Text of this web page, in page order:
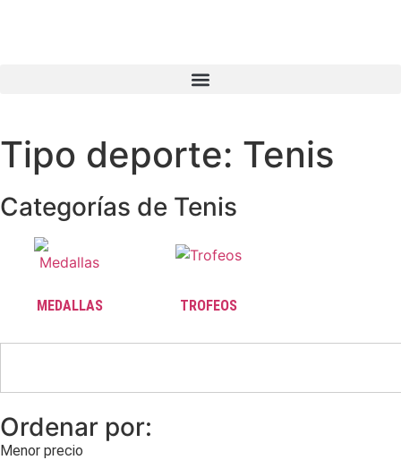
Tipo deporte: Tenis
Categorías de Tenis
MEDALLAS TROFEOS
Ordenar por:
Menor precio